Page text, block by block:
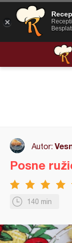
Autor:
140 min
Posne